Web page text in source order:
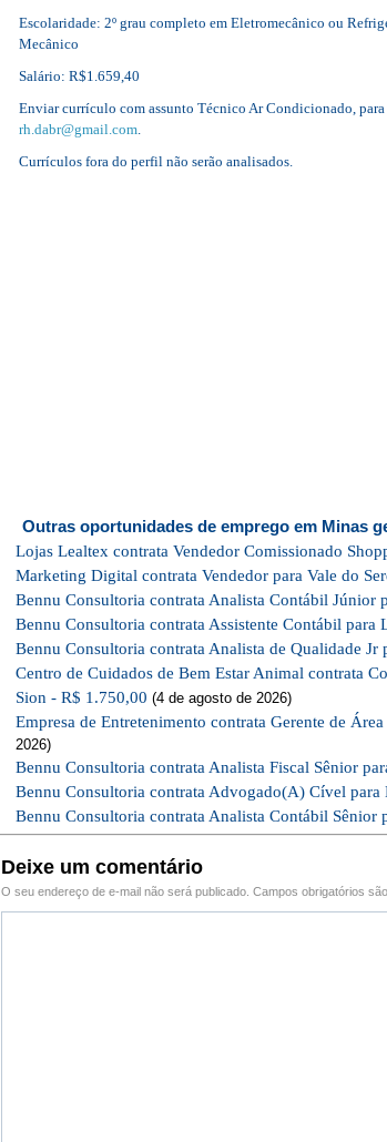
Escolaridade: 2º grau completo em Eletromecânico ou
Mecânico
Salário: R$1.659,40
Enviar currículo com assunto Técnico Ar Condicionado, para
rh.dabr@gmail.com.
Currículos fora do perfil não serão analisados.
Outras oportunidades de emprego em Minas
Lojas Lealtex contrata Vendedor Comissionado
Marketing Digital contrata Vendedor para Vale do
Bennu Consultoria contrata Analista Contábil Júnior
Bennu Consultoria contrata Assistente Contábil para
Bennu Consultoria contrata Analista de Qualidade Jr
Centro de Cuidados de Bem Estar Animal contrata
Sion - R$ 1.750,00 (4 de agosto de 2026)
Empresa de Entretenimento contrata Gerente de
2026)
Bennu Consultoria contrata Analista Fiscal Sênior
Bennu Consultoria contrata Advogado(A) Cível para
Bennu Consultoria contrata Analista Contábil Sênior
Deixe um comentário
O seu endereço de e-mail não será publicado. Campos obrigatórios